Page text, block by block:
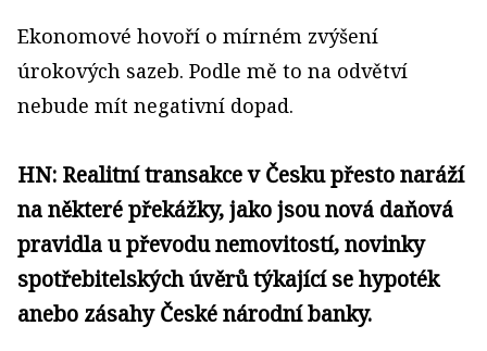
Ekonomové hovoří o mírném zvýšení
úrokových sazeb. Podle mě to na odvětví
nebude mít negativní dopad.
HN: Realitní transakce v Česku přesto naráží
na některé překážky, jako jsou nová daňová
pravidla u převodu nemovitostí, novinky
spotřebitelských úvěrů týkající se hypoték
anebo zásahy České národní banky.